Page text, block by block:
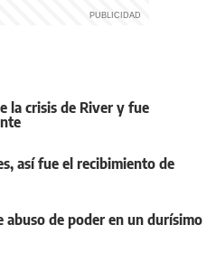
la crisis de River y fue
así fue el recibimiento de
abuso de poder en un durísimo